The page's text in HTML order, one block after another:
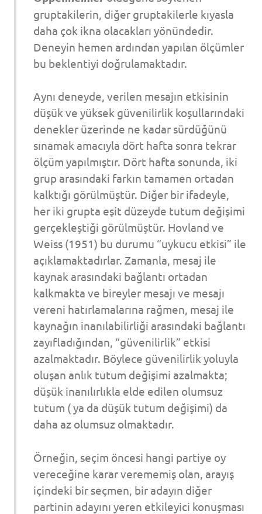
gruptakilerin, diğer gruptakilerle kıyasla
daha çok ikna olacakları yönündedir.
Deneyin hemen ardından yapılan ölçümler
bu beklentiyi doğrulamaktadır.
Aynı deneyde, verilen mesajın etkisinin
düşük ve yüksek güvenilirlik koşullarındaki
denekler üzerinde ne kadar sürdüğünü
sınamak amacıyla dört hafta sonra tekrar
ölçüm yapılmıştır. Dört hafta sonunda, iki
grup arasındaki farkın tamamen ortadan
kalktığı görülmüştür. Diğer bir ifadeyle,
her iki grupta eşit düzeyde tutum değişimi
gerçekleştiği görülmüştür. Hovland ve
Weiss (1951) bu durumu “uykucu etkisi” ile
açıklamaktadırlar. Zamanla, mesaj ile
kaynak arasındaki bağlantı ortadan
kalkmakta ve bireyler mesajı ve mesajı
vereni hatırlamalarına rağmen, mesaj ile
kaynağın inanılabilirliği arasındaki bağlantı
zayıfladığından, “güvenilirlik” etkisi
azalmaktadır. Böylece güvenilirlik yoluyla
oluşan anlık tutum değişimi azalmakta;
düşük inanılırlıkla elde edilen olumsuz
tutum ( ya da düşük tutum değişimi) da
daha az olumsuz olmaktadır.
Örneğin, seçim öncesi hangi partiye oy
vereceğine karar verememiş olan, arayış
içindeki bir seçmen, bir adayın diğer
partinin adayını yeren etkileyici konuşması